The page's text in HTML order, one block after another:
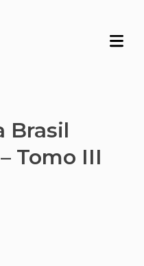
Brasil
Tomo III